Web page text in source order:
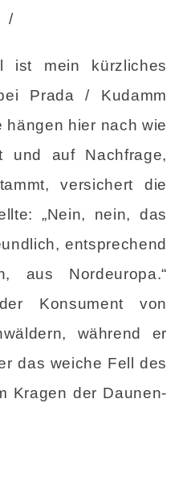
/
ist mein kürzliches
Prada / Kudamm
hängen hier nach wie
und auf Nachfrage,
versichert die
„Nein, nein, das
entsprechend
aus Nordeuropa.“
Konsument von
während er
das weiche Fell des
Kragen der Daunen-